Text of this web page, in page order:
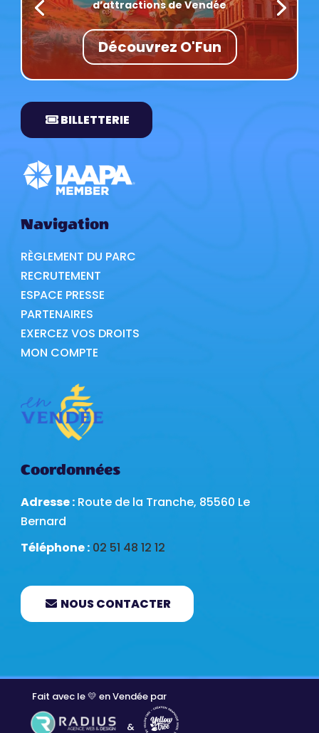
d’attractions de Vendée
Découvrez O'Fun
BILLETTERIE
Navigation
RÈGLEMENT DU PARC
RECRUTEMENT
ESPACE PRESSE
PARTENAIRES
EXERCEZ VOS DROITS
MON COMPTE
Coordonnées
Adresse : Route de la Tranche, 85560 Le
Bernard
Téléphone : 02 51 48 12 12
NOUS CONTACTER
Fait avec le 💛 en Vendée par
&